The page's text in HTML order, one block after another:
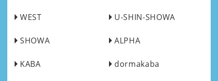
WEST U-SHIN-SHOWA
SHOWA ALPHA
KABA dormakaba